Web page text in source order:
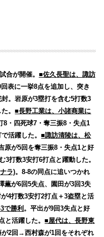
合が開催。 ■佐久長聖は、諏訪
表に一挙8点を追加し、突き
。岩原が3塁打を含む5打数3
た。■長野工業は、小諸商業に
8・四死球7・奪三振8・失点1
で活躍した。■諏訪清陵は、松
原が5回を奪三振8・失点1と好
3打数3安打6打点と躍動した。
ラ)。8-8の同点に追いつかれ
薫が6回5失点、園田が3回3失
4打数3安打2打点＋3盗塁と活
で勝利 。平出が9回3失点と好
と活躍した。■屋代は、長野東
2回→西村森が1回をそれぞれ